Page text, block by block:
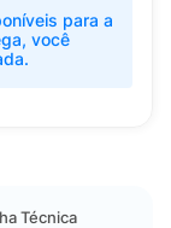
para a
você
Técnica